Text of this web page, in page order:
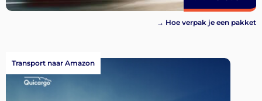
→ Hoe verpak je een pakket
Transport naar Amazon